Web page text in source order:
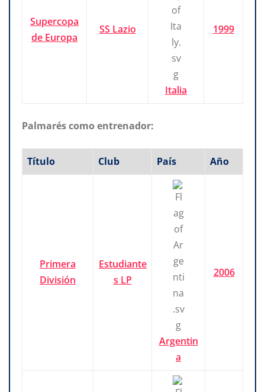
Supercopa
de Europa
SS Lazio
Italia
1999
Palmarés como entrenador:
Título Club País Año
Primera
División
Estudiante
s LP
Argentin
a
2006